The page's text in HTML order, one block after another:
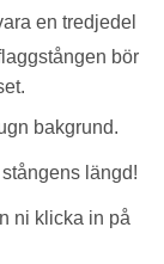
en tredjedel
bör
bakgrund.
längd!
ni klicka in på